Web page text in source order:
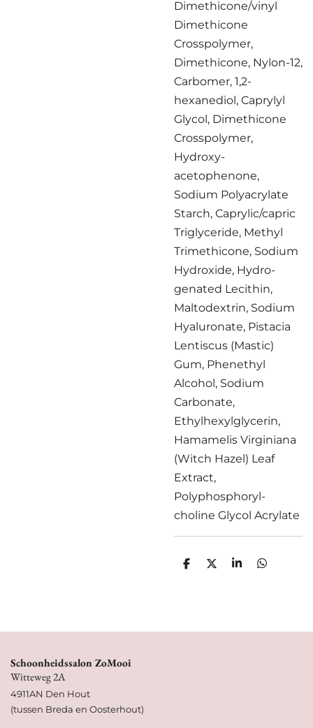
Dimethicone/vinyl
Dimethicone
Crosspolymer,
Dimethicone, Nylon-12,
Carbomer, 1,2-
hexanediol, Caprylyl
Glycol, Dimethicone
Crosspolymer,
Hydroxy-
acetophenone,
Sodium Polyacrylate
Starch, Caprylic/capric
Triglyceride, Methyl
Trimethicone, Sodium
Hydroxide, Hydro-
genated Lecithin,
Maltodextrin, Sodium
Hyaluronate, Pistacia
Lentiscus (Mastic)
Gum, Phenethyl
Alcohol, Sodium
Carbonate,
Ethylhexylglycerin,
Hamamelis Virginiana
(Witch Hazel) Leaf
Extract,
Polyphosphoryl-
choline Glycol Acrylate
D
D
S
D
Schoonheidssalon ZoMooi
Witteweg 2A
4911AN Den Hout
(tussen Breda en Oosterhout)